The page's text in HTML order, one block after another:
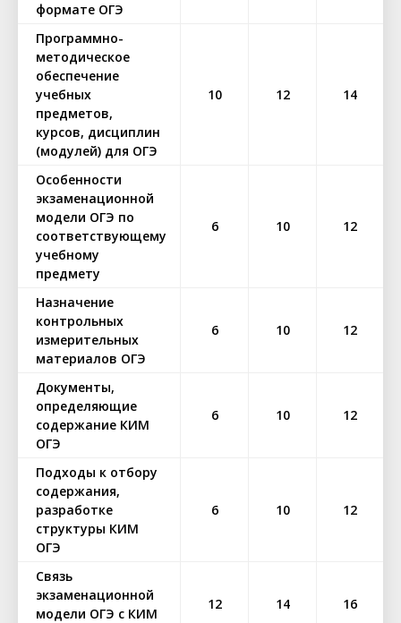
формате ОГЭ
Программно-
методическое
обеспечение
учебных
предметов,
курсов, дисциплин
(модулей) для ОГЭ
10 12 14
Особенности
экзаменационной
модели ОГЭ по
соответствующему
учебному
предмету
6 10 12
Назначение
контрольных
измерительных
материалов ОГЭ
6 10 12
Документы,
определяющие
содержание КИМ
ОГЭ
6 10 12
Подходы к отбору
содержания,
разработке
структуры КИМ
ОГЭ
6 10 12
Связь
экзаменационной
модели ОГЭ с КИМ
12 14 16